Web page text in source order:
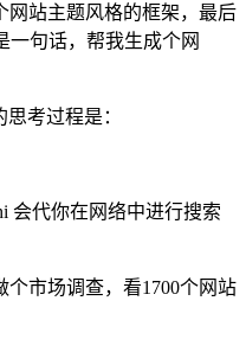
网站主题风格的框架，最后
一句话，帮我生成个网
考过程是：
会代你在网络中进行搜索
市场调查，看1700个网站